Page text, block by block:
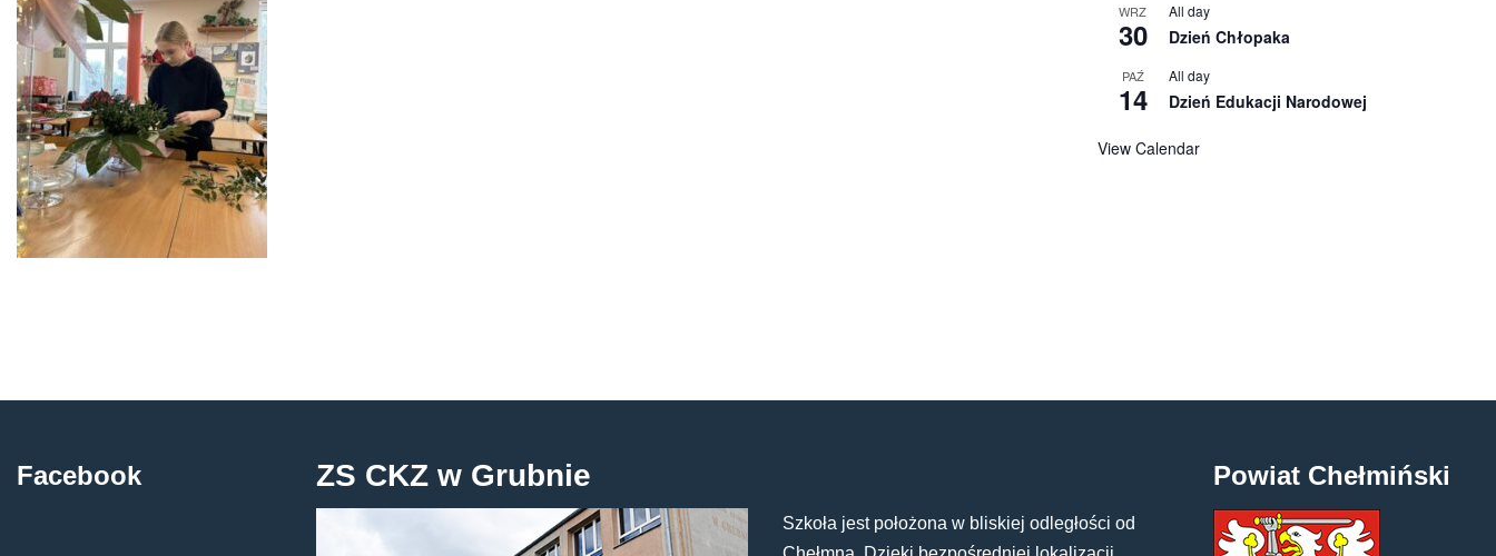
WRZ
30
All day
Dzień Chłopaka
PAŹ
14
All day
Dzień Edukacji Narodowej
View Calendar
Facebook ZS CKZ w Grubnie
Szkoła jest położona w bliskiej odległości od
Powiat Chełmiński